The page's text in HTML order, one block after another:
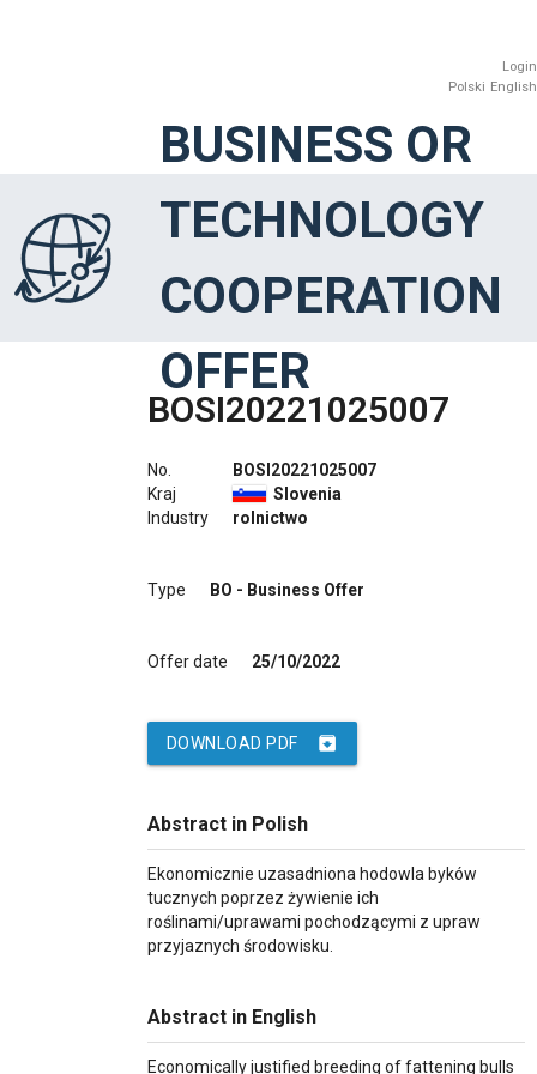
Login
Polski English
BUSINESS OR
TECHNOLOGY
COOPERATION
OFFER
BOSI20221025007
No.
Kraj
Industry
BOSI20221025007
Slovenia
rolnictwo
Type BO - Business Offer
Offer date 25/10/2022
archive
DOWNLOAD PDF
Abstract in Polish
Ekonomicznie uzasadniona hodowla byków
tucznych poprzez żywienie ich
roślinami/uprawami pochodzącymi z upraw
przyjaznych środowisku.
Abstract in English
Economically justified breeding of fattening bulls